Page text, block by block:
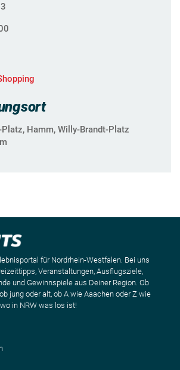
Hamm, Willy-Brandt-Platz
für Nordrhein-Westfalen. Bei uns
Veranstaltungen, Ausflugsziele,
und Gewinnspiele aus Deiner Region. Ob
jung oder alt, ob A wie Aaachen oder Z wie
in NRW was los ist!